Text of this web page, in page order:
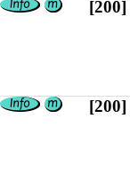
[200]
[200]